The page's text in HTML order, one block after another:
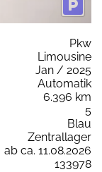
Pkw
Limousine
Jan / 2025
Automatik
6.396 km
5
Blau
Zentrallager
ab ca. 11.08.2026
133978